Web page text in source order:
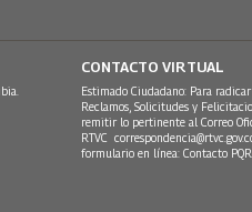
CONTACTO VIRTUAL
Estimado Ciudadano: Para radicar
Reclamos, Solicitudes y
remitir lo pertinente al Correo
RTVC
formulario en línea: Contacto